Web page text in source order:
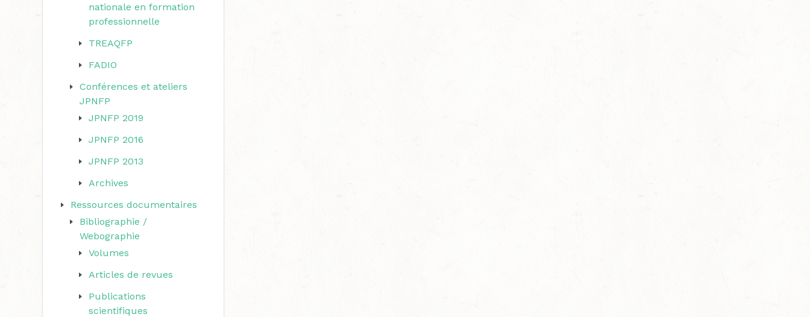
nationale en formation
professionnelle
TREAQFP
FADIO
Conférences et ateliers
JPNFP
JPNFP 2019
JPNFP 2016
JPNFP 2013
Archives
Ressources documentaires
Bibliographie /
Webographie
Volumes
Articles de revues
Publications
scientifiques